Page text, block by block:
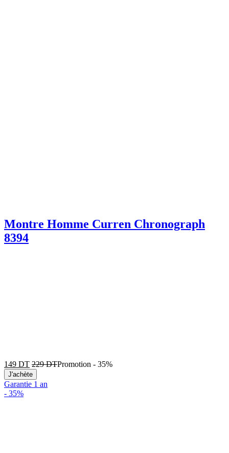
Montre Homme Curren Chronograph
8394
149 DT 229DTPromotion - 35%
J'achète
Garantie 1 an
- 35%